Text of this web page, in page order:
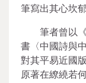
筆寫出其心坎
筆者曾以
書〈中國詩與
對其平易近國
原著在繚繞若